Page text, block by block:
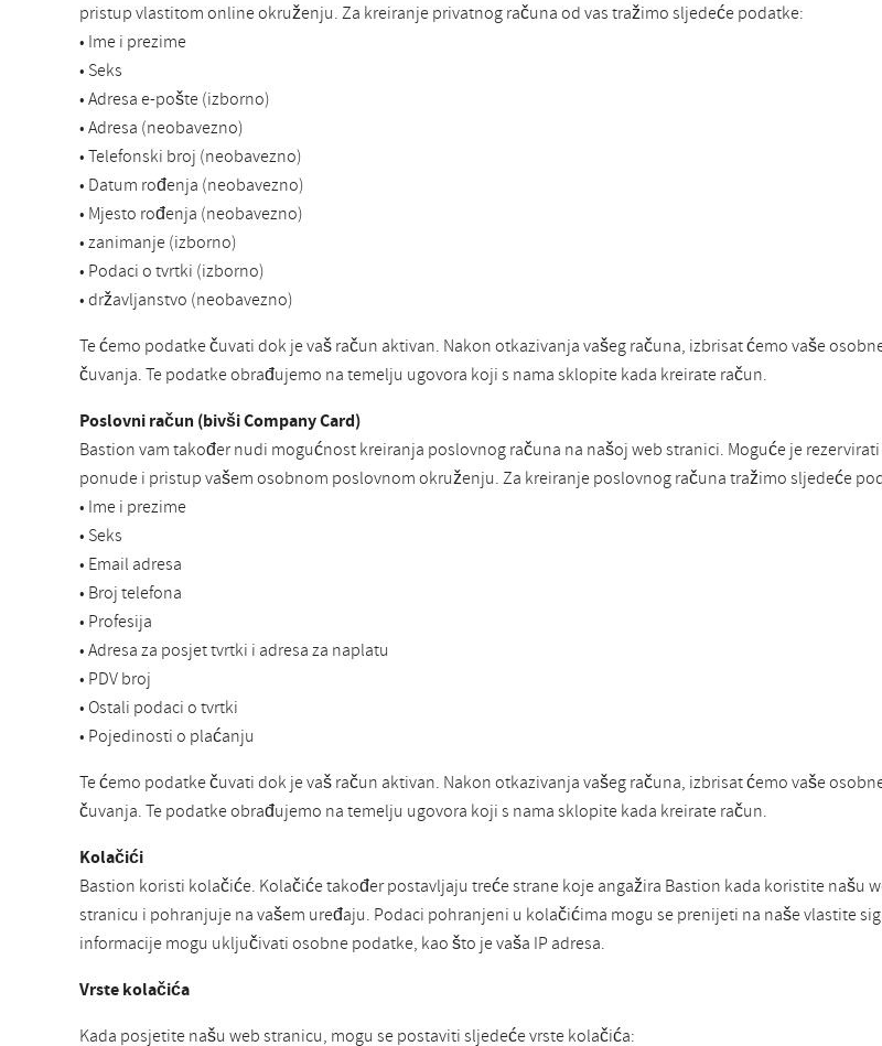
pristup vlastitom online okruženju. Za kreiranje privatnog računa od vas tražimo sljedeće podatke:
• Ime i prezime
• Seks
• Adresa e-pošte (izborno)
• Adresa (neobavezno)
• Telefonski broj (neobavezno)
• Datum rođenja (neobavezno)
• Mjesto rođenja (neobavezno)
• zanimanje (izborno)
• Podaci o tvrtki (izborno)
• državljanstvo (neobavezno)
Te ćemo podatke čuvati dok je vaš račun aktivan. Nakon otkazivanja vašeg računa, izbrisat ćemo vaše
čuvanja. Te podatke obrađujemo na temelju ugovora koji s nama sklopite kada kreirate račun.
Poslovni račun (bivši Company Card)
Bastion vam također nudi mogućnost kreiranja poslovnog računa na našoj web stranici. Moguće je
ponude i pristup vašem osobnom poslovnom okruženju. Za kreiranje poslovnog računa tražimo sljedeće
• Ime i prezime
• Seks
• Email adresa
• Broj telefona
• Profesija
• Adresa za posjet tvrtki i adresa za naplatu
• PDV broj
• Ostali podaci o tvrtki
• Pojedinosti o plaćanju
Te ćemo podatke čuvati dok je vaš račun aktivan. Nakon otkazivanja vašeg računa, izbrisat ćemo vaše
čuvanja. Te podatke obrađujemo na temelju ugovora koji s nama sklopite kada kreirate račun.
Kolačići
Bastion koristi kolačiće. Kolačiće također postavljaju treće strane koje angažira Bastion kada koristite našu
stranicu i pohranjuje na vašem uređaju. Podaci pohranjeni u kolačićima mogu se prenijeti na naše vlastite
informacije mogu uključivati osobne podatke, kao što je vaša IP adresa.
Vrste kolačića
Kada posjetite našu web stranicu, mogu se postaviti sljedeće vrste kolačića: